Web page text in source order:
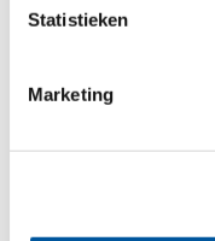
Statistieken
Marketing
FIN-Window Vast raam
Stuur mij a.u.b.